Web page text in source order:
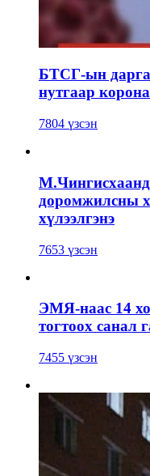
БТСГ-ын
нутгаар
7804 үзсэн
доромжилсны
хүлээлгэнэ
7653 үзсэн
ЭМЯ-наас 14
тогтоох санал
7455 үзсэн